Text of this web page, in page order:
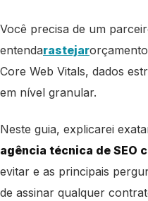
Você precisa de um
entendarastejar
Core Web Vitals, dados
em nível granular.
Neste guia, explicarei
agência técnica de SEO
evitar e as principais
de assinar qualquer